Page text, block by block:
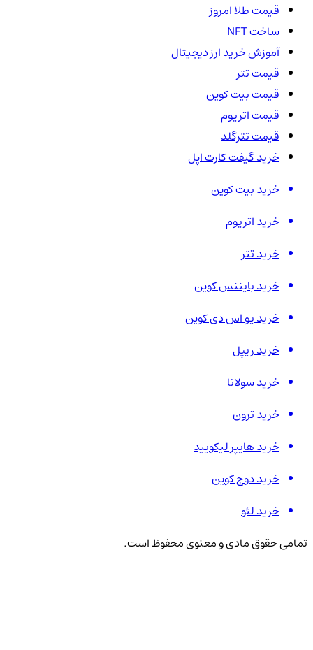
قیمت طلا امروز
ساخت NFT
آموزش خرید ارز دیجیتال
قیمت تتر
قیمت بیت کوین
قیمت اتریوم
قیمت تترگلد
خرید گیفت کارت اپل
خرید بیت کوین
خرید اتریوم
خرید تتر
خرید بایننس کوین
خرید یو اس دی کوین
خرید ریپل
خرید سولانا
خرید ترون
خرید هایپر لیکویید
خرید دوج کوین
خرید لئو
تمامی حقوق مادی و معنوی محفوظ است.